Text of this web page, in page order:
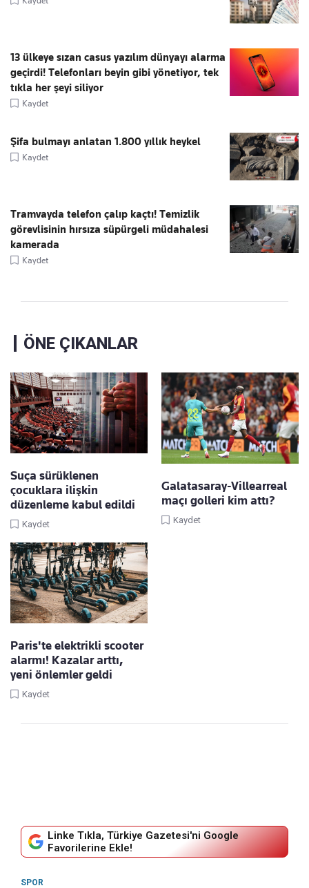
13 ülkeye sızan casus yazılım dünyayı alarma
geçirdi! Telefonları beyin gibi yönetiyor, tek
tıkla her şeyi siliyor
Kaydet
Şifa bulmayı anlatan 1.800 yıllık heykel
Kaydet
Tramvayda telefon çalıp kaçtı! Temizlik
görevlisinin hırsıza süpürgeli müdahalesi
kamerada
Kaydet
ÖNE ÇIKANLAR
Suça sürüklenen
çocuklara ilişkin
düzenleme kabul edildi
Kaydet
Galatasaray-Villearreal
maçı golleri kim attı?
Kaydet
Paris'te elektrikli scooter
alarmı! Kazalar arttı,
yeni önlemler geldi
Kaydet
Linke Tıkla, Türkiye Gazetesi'ni Google
Favorilerine Ekle!
SPOR